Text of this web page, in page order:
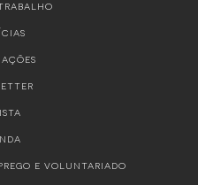
E VOLUNTARIADO